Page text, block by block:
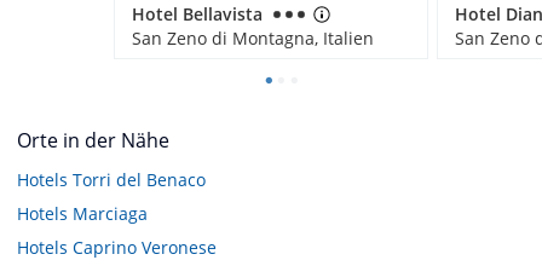
Hotel Bellavista
San Zeno di Montagna, Italien
Hotel
San Zeno
Orte in der Nähe
Hotels Torri del Benaco
Hotels Marciaga
Hotels Caprino Veronese